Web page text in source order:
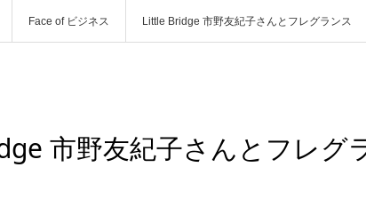
Face of ビジネス Little Bridge 市野友紀子さんとフレグランス
市野友紀子さんとフレグ